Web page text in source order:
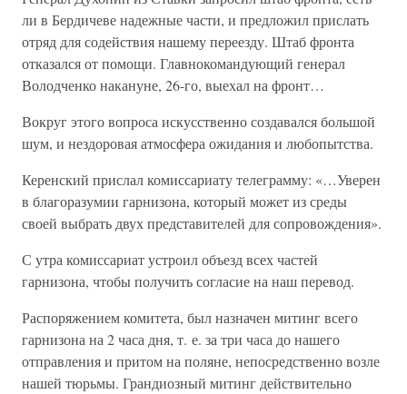
ли в Бердичеве надежные части, и предложил прислать
отряд для содействия нашему переезду. Штаб фронта
отказался от помощи. Главнокомандующий генерал
Володченко накануне, 26-го, выехал на фронт…
Вокруг этого вопроса искусственно создавался большой
шум, и нездоровая атмосфера ожидания и любопытства.
Керенский прислал комиссариату телеграмму: «…Уверен
в благоразумии гарнизона, который может из среды
своей выбрать двух представителей для сопровождения».
С утра комиссариат устроил объезд всех частей
гарнизона, чтобы получить согласие на наш перевод.
Распоряжением комитета, был назначен митинг всего
гарнизона на 2 часа дня, т. е. за три часа до нашего
отправления и притом на поляне, непосредственно возле
нашей тюрьмы. Грандиозный митинг действительно